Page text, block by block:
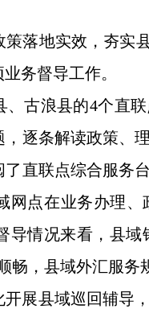
落地实效，夯实
务督导工作。
、古浪县的4个直
逐条解读政策、
直联点综合服务
网点在业务办理
导情况来看，县
，县域外汇服务
展县域巡回辅导